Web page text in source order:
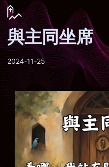
與主同坐席
2024-11-25